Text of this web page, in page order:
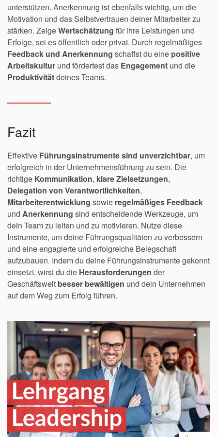
unterstützen. Anerkennung ist ebenfalls wichtig, um die
Motivation und das Selbstvertrauen deiner Mitarbeiter zu
stärken. ZeigeWertschätzung für ihre Leistungen und
Erfolge, sei es öffentlich oder privat. Durch regelmäßiges
Feedback und Anerkennung schaffst du eine positive
Arbeitskultur und fördertest das Engagement und die
Produktivitätdeines Teams.
Fazit
Effektive Führungsinstrumente sind unverzichtbar, um
erfolgreich in der Unternehmensführung zu sein. Die
richtige Kommunikation, klare Zielsetzungen,
Delegation von Verantwortlichkeiten,
Mitarbeiterentwicklung sowie regelmäßiges Feedback
und Anerkennung sind entscheidende Werkzeuge, um
dein Team zu leiten und zu motivieren. Nutze diese
Instrumente, um deine Führungsqualitäten zu verbessern
und eine engagierte und erfolgreiche Belegschaft
aufzubauen. Indem du deine Führungsinstrumente gekonnt
einsetzt, wirst du die Herausforderungen der
Geschäftswelt besser bewältigen und dein Unternehmen
auf dem Weg zum Erfolg führen.